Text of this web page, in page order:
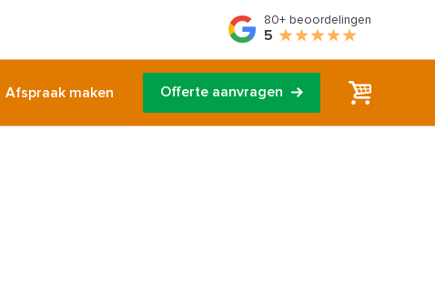
80+ beoordelingen
5
Afspraak maken Offerte aanvragen